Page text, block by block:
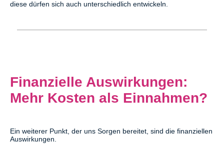
diese dürfen sich auch unterschiedlich entwickeln.
Finanzielle Auswirkungen:
Mehr Kosten als Einnahmen?
Ein weiterer Punkt, der uns Sorgen bereitet, sind die finanziellen
Auswirkungen.